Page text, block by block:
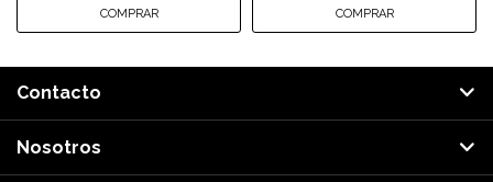
Contacto
Nosotros